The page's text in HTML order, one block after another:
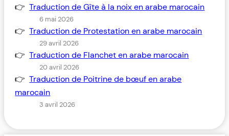
Traduction de Gîte à la noix en arabe marocain
6 mai 2026
Traduction de Protestation en arabe marocain
29 avril 2026
Traduction de Flanchet en arabe marocain
20 avril 2026
Traduction de Poitrine de bœuf en arabe
marocain
3 avril 2026